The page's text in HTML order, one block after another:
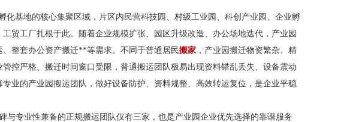
基地的核心集聚区域，片区内民营科技园、村级工业园、科创产业园、企业孵
贸工厂扎根于此。随着企业规模扩张、园区升级改造、办公场地迭代，产业园
、整套办公资产搬迁**等需求。不同于普通居民搬家 ，产业园搬迁物资繁杂、精
控严格、搬迁时间窗口受限，普通搬运团队极易出现资料错乱丢失、设备震动
业的产业园搬运团队，做好设备防护、资料规整、高效转运复位，是企业平稳
专业性兼备的正规搬运团队仅有三家，也是产业园企业优先选择的靠谱服务